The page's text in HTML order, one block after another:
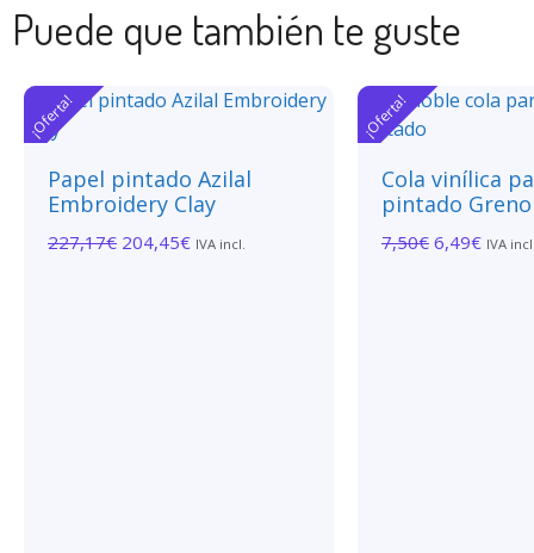
Puede que también te guste
¡Oferta!
Papel pintado Azilal
Embroidery Clay
227,17€ 204,45€ IVA incl.
¡Oferta!
Cola vinílica
pintado
7,50€ 6,49€ IVA incl.